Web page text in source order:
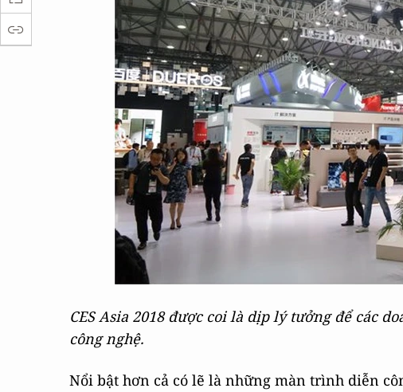
CES Asia 2018 được coi là dịp lý tưởng để các
công nghệ.
Nổi bật hơn cả có lẽ là những màn trình diễn